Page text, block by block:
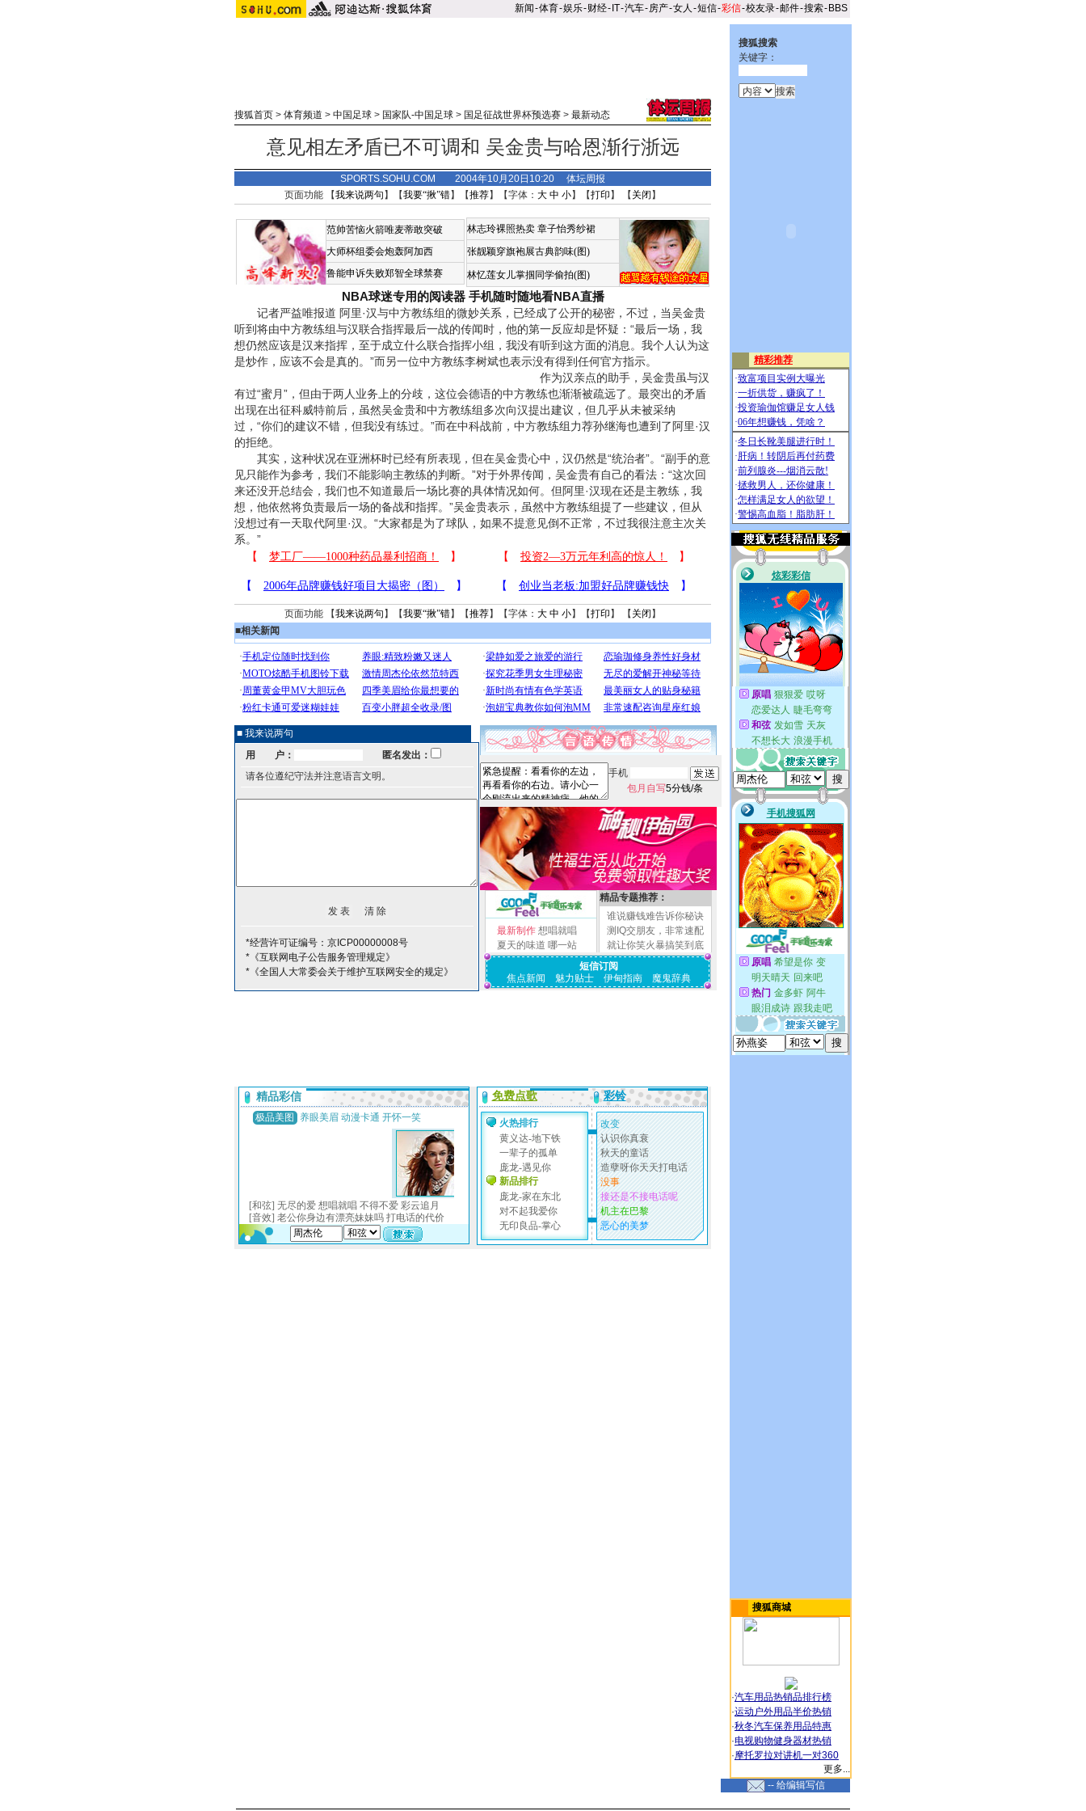
新闻-体育-娱乐-财经- IT-汽车-房产-女人 -短信-彩信-校友录-邮件-搜索- BBS
搜狐首页 > 体育频道 > 中国足球 > 国家队-中国足球 > 国足征战世界杯预选赛 > 最新动态
意见相左矛盾已不可调和 吴金贵与哈恩渐行浙远
SPORTS.SOHU.COM 2004年10月20日10:20 体坛周报
页面功能 【我来说两句 】【我要“揪”错】【推荐】【字体： 大 中 小】【打印 】 【 关闭 】
范帅苦恼火箭唯麦蒂敢突破
大师杯组委会炮轰阿加西
鲁能申诉失败郑智全球禁赛
林志玲裸照热卖 章子怡秀纱裙
张靓颖穿旗袍展古典韵味(图)
林忆莲女儿掌掴同学偷拍(图)
NBA球迷专用的阅读器 手机随时随地看NBA直播
记者严益唯报道 阿里·汉与中方教练组的微妙关系，已经成了公开的秘密，不过，当吴金贵
听到将由中方教练组与汉联合指挥最后一战的传闻时，他的第一反应却是怀疑：“最后一场，我
想仍然应该是汉来指挥，至于成立什么联合指挥小组，我没有听到这方面的消息。我个人认为这
是炒作，应该不会是真的。”而另一位中方教练李树斌也表示没有得到任何官方指示。
作为汉亲点的助手，吴金贵虽与汉
有过“蜜月”，但由于两人业务上的分歧，这位会德语的中方教练也渐渐被疏远了。最突出的矛盾
出现在出征科威特前后，虽然吴金贵和中方教练组多次向汉提出建议，但几乎从未被采纳
过，“你们的建议不错，但我没有练过。”而在中科战前，中方教练组力荐孙继海也遭到了阿里·汉
的拒绝。
其实，这种状况在亚洲杯时已经有所表现，但在吴金贵心中，汉仍然是“统治者”。“副手的意
见只能作为参考，我们不能影响主教练的判断。”对于外界传闻，吴金贵有自己的看法：“这次回
来还没开总结会，我们也不知道最后一场比赛的具体情况如何。但阿里·汉现在还是主教练，我
想，他依然将负责最后一场的备战和指挥。”吴金贵表示，虽然中方教练组提了一些建议，但从
没想过有一天取代阿里·汉。“大家都是为了球队，如果不提意见倒不正常，不过我很注意主次关
系。”
页面功能 【我来说两句 】【我要“揪”错】【推荐】【字体： 大 中 小】【打印 】 【 关闭 】
■相关新闻
■ 我来说两句
用 户：
匿名发出：
请各位遵纪守法并注意语言文明。
*经营许可证编号：京ICP00000008号
*《互联网电子公告服务管理规定》
*《全国人大常委会关于维护互联网安全的规定》
手机
包月自写5分钱/条
最新制作 想唱就唱
夏天的味道 哪一站
精品专题推荐：
谁说赚钱难告诉你秘诀
测IQ交朋友，非常速配
就让你笑火暴搞笑到底
短信订阅
焦点新闻
魅力贴士 伊甸指南 魔鬼辞典
搜狐搜索
关键字：
搜狐商城
·汽车用品热销品排行榜
·运动户外用品半价热销
·秋冬汽车保养用品特惠
·电视购物健身器材热销
·摩托罗拉对讲机一对360
更多...
-- 给编辑写信